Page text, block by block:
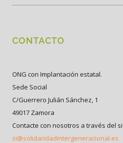
CONTACTO
ONG con Implantación estatal.
Sede Social
C/Guerrero Julián Sánchez, 1
49017 Zamora
Contacte con nosotros a través del
si@solidaridadintergeneracional.es